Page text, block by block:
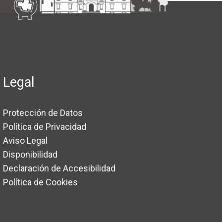
Legal
Protección de Datos
Política de Privacidad
Aviso Legal
Disponibilidad
Declaración de Accesibilidad
Política de Cookies